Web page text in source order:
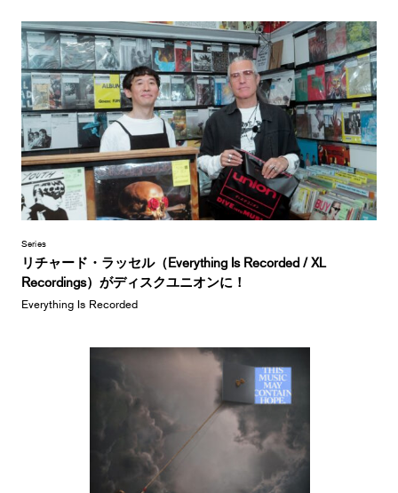
Series
リチャード・ラッセル（Everything Is Recorded / XL
Recordings）がディスクユニオンに！
Everything Is Recorded